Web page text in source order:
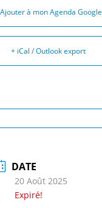
à mon Agenda Google
+ iCal / Outlook export
DATE
20 Août 2025
Expiré!